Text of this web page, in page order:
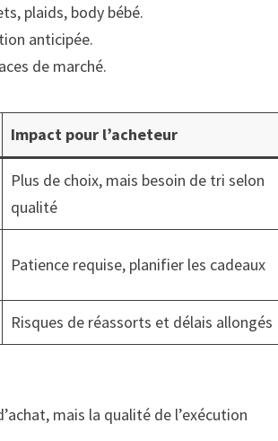
plaids, body bébé.
anticipée.
de marché.
Impact pour l’acheteur
Plus de choix, mais besoin de tri selon
qualité
Patience requise, planifier les cadeaux
Risques de réassorts et délais allongés
mais la qualité de l’exécution